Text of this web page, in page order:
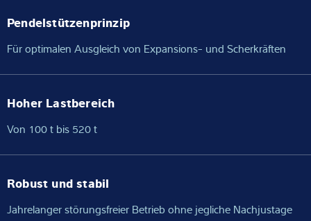
Pendelstützenprinzip
Für optimalen Ausgleich von Expansions- und Scherkräften
Hoher Lastbereich
Von 100 t bis 520 t
Robust und stabil
Jahrelanger störungsfreier Betrieb ohne jegliche Nachjustage